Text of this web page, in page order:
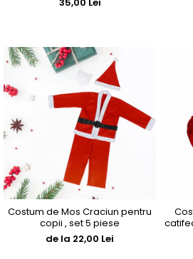
Costum de Mos Craciun pentru
copii , set 5 piese
de la 22,00 Lei